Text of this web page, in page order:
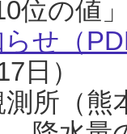
位の値
せ（
日）
所（熊